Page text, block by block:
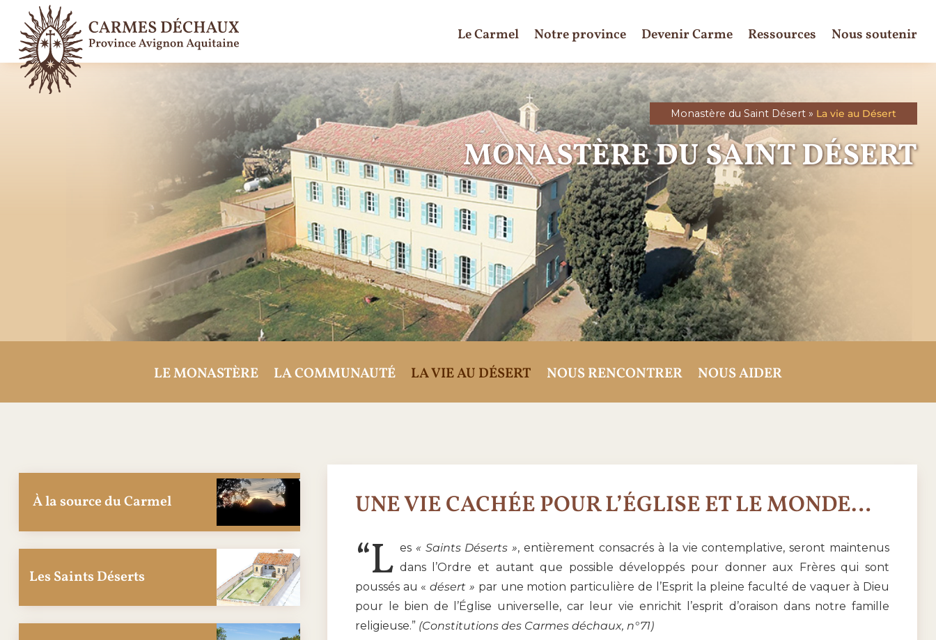
Le Carmel Notre province Devenir Carme Ressources Nous soutenir
Monastère du Saint Désert » La vie au Désert
MONASTÈRE DU SAINT DÉSERT
LE MONASTÈRE LA COMMUNAUTÉ LA VIE AU DÉSERT NOUS RENCONTRER NOUS AIDER
À la source du Carmel
Les Saints Déserts
UNE VIE CACHÉE POUR L’ÉGLISE ET LE MONDE…
“L es « Saints Déserts », entièrement consacrés à la vie contemplative, seront maintenus
dans l’Ordre et autant que possible développés pour donner aux Frères qui sont
poussés au «désert » par une motion particulière de l’Esprit la pleine faculté de vaquer à Dieu
pour le bien de l’Église universelle, car leur vie enrichit l’esprit d’oraison dans notre famille
religieuse.” (Constitutions des Carmes déchaux, n°71)